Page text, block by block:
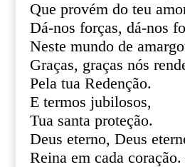
Que provém do teu
Dá-nos forças, dá-nos
Neste mundo de
Graças, graças nós
Pela tua Redenção.
E termos jubilosos,
Tua santa proteção.
Deus eterno, Deus
Reina em cada